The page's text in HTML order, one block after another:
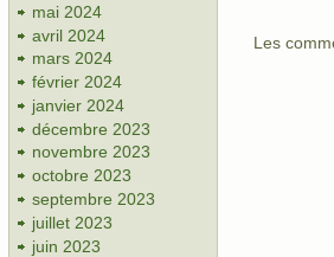
mai 2024
avril 2024
mars 2024
février 2024
janvier 2024
décembre 2023
novembre 2023
octobre 2023
septembre 2023
juillet 2023
juin 2023
Les